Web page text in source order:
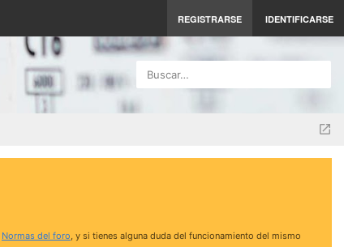
REGISTRARSE IDENTIFICARSE
Buscar…
Normas del foro, y si tienes alguna duda del funcionamiento del mismo